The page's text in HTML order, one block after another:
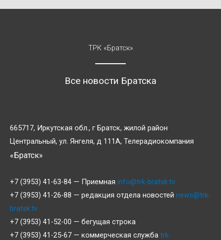
ТРК «Братск»
Все новости Братска
665717, Иркутская обл., г Братск, жилой район
Центральный, ул. Янгеля, д 111А, Телерадиокомпания
«Братск»
+7 (3953) 41-63-84 — Приемная info@trk-bratsk.tv
+7 (3953) 41-26-88 — редакция отдела новостей news@trk-
bratsk.tv
+7 (3953) 41-52-00 — бегущая строка
+7 (3953) 41-25-67 — коммерческая служба trk-